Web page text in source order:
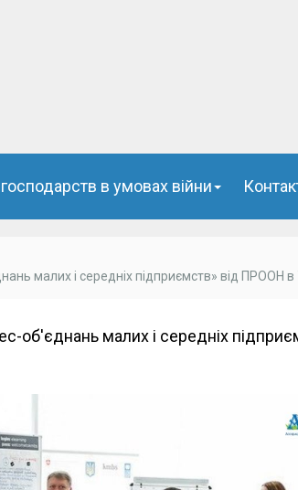
в умовах війни
малих і середніх підприємств» від ПРООН в
об'єднань малих і середніх